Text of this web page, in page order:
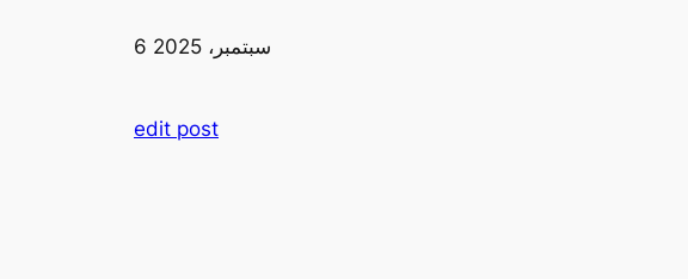
6 سبتمبر، 2025
edit post